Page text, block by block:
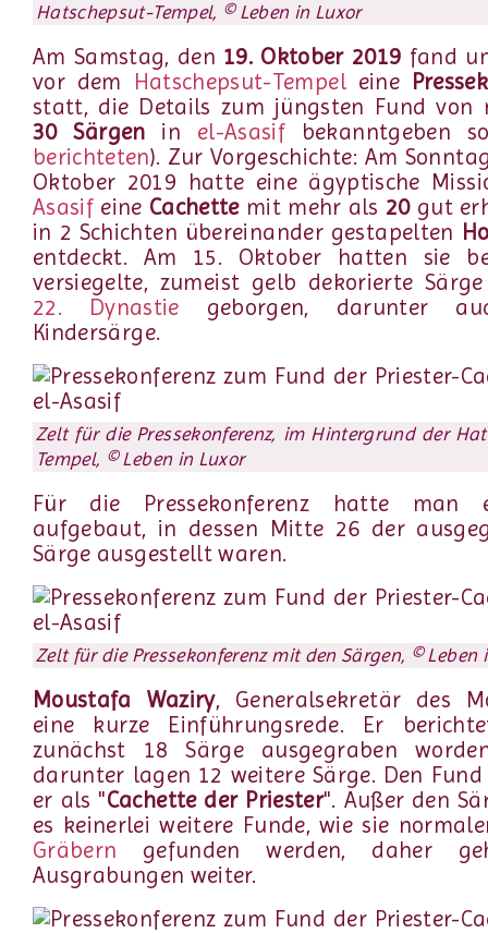
Hatschepsut-Tempel, © Leben in Luxor
Am Samstag, den 19. Oktober 2019 fand
vor dem
Hatschepsut-Tempeleine
statt, die Details zum jüngsten Fund von
30 Särgen in el-Asasifbekanntgeben
berichteten). Zur Vorgeschichte: Am
Oktober 2019 hatte eine ägyptische
Asasif eine Cachettemit mehr als 20gut
in 2 Schichten übereinander gestapelten
entdeckt. Am 15. Oktober hatten sie
versiegelte, zumeist gelb dekorierte
22. Dynastie geborgen, darunter
Kindersärge.
Zelt für die Pressekonferenz, im Hintergrund der
Tempel, © Leben in Luxor
Für die Pressekonferenz hatte man
aufgebaut, in dessen Mitte 26 der
Särge ausgestellt waren.
Zelt für die Pressekonferenz mit den Särgen, © Leben
Moustafa Waziry, Generalsekretär des
eine kurze Einführungsrede. Er
zunächst 18 Särge ausgegraben
darunter lagen 12 weitere Särge. Den
er als "Cachette der Priester". Außer den
es keinerlei weitere Funde, wie sie
Gräbern gefunden werden, daher
Ausgrabungen weiter.